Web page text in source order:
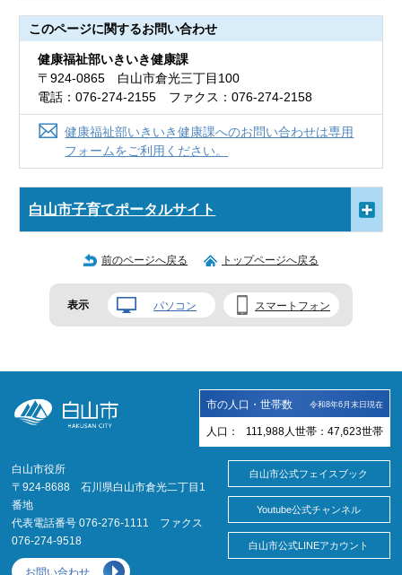
このページに関するお問い合わせ
健康福祉部いきいき健康課
〒924-0865 白山市倉光三丁目100
電話：076-274-2155 ファクス：076-274-2158
健康福祉部いきいき健康課へのお問い合わせは専用
フォームをご利用ください。
白山市子育てポータルサイト
前のページへ戻る トップページへ戻る
表示 パソコン スマートフォン
市の人口・世帯数 令和8年6月末日現在
人口： 111,988 人 世帯： 47,623世帯
白山市役所
〒924-8688 石川県白山市倉光二丁目1
番地
代表電話番号 076-276-1111 ファクス
076-274-9518
お問い合わせ
白山市公式フェイスブック
Youtube公式チャンネル
白山市公式LINEアカウント